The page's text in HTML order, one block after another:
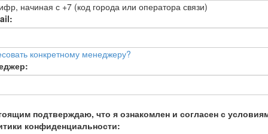
начиная с +7 (код города или оператора связи)
конкретному менеджеру?
подтверждаю, что я ознакомлен и согласен с
конфиденциальности: